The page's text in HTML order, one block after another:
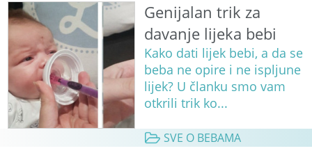
Genijalan trik za
davanje lijeka bebi
Kako dati lijek bebi, a da se
beba ne opire i ne ispljune
lijek? U članku smo vam
otkrili trik ko...
SVE O BEBAMA